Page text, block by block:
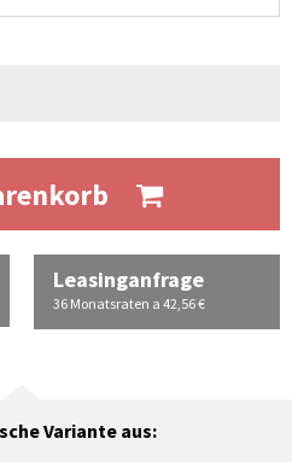
Leasinganfrage
36 Monatsraten a 42,56 €
Variante aus: